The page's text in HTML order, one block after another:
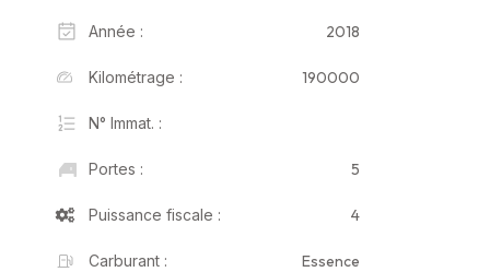
Année : 2018
Kilométrage : 190000
N° Immat. :
Portes : 5
Puissance fiscale : 4
Carburant : Essence